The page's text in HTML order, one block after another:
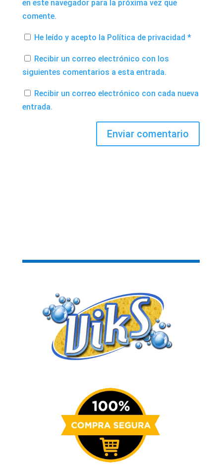
en este navegador para la próxima vez que
comente.
He leído y acepto la Política de privacidad *
Recibir un correo electrónico con los
siguientes comentarios a esta entrada.
Recibir un correo electrónico con cada nueva
entrada.